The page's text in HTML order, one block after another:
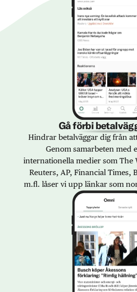
Gå förbi
Hindrar betalväggar dig från
Genom samarbeten med
internationella medier som The
Reuters, AP, Financial Times,
m.fl. låser vi upp länkar som